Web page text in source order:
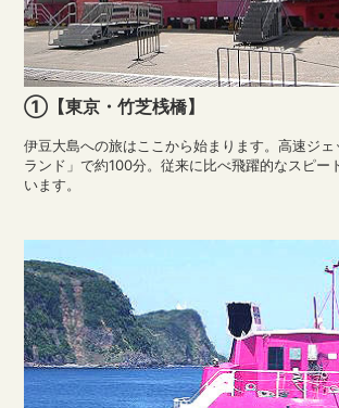
①【東京・竹芝桟橋】
伊豆大島への旅はここから始まります。高速ジェ
ランド」で約100分。従来に比べ飛躍的なスピー
います。